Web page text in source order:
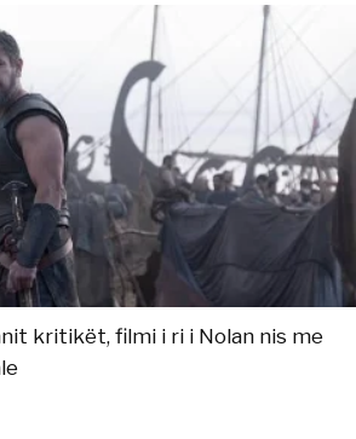
kritikët, filmi i ri i Nolan nis me